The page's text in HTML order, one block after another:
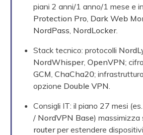
piani 2 anni/1 anno/1 mese e
Protection Pro Dark Web
NordPass NordLocker.
Stack tecnico: protocolli
NordWhisper,OpenVPN;
GCM ,ChaCha20; infrastruttura
opzione Double VPN
Consigli IT: il piano 27 mesi (es.
/ NordVPN Base) massimizza
routerper estendere